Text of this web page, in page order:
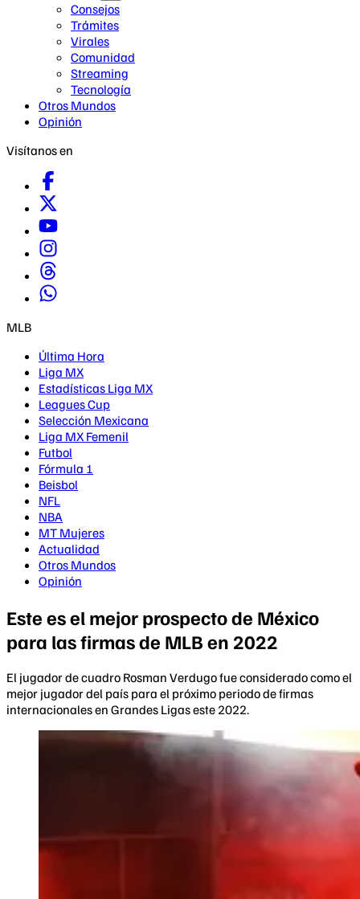
Consejos
Trámites
Virales
Comunidad
Streaming
Tecnología
Otros Mundos
Opinión
Visítanos en
MLB
Última Hora
Liga MX
Estadísticas Liga MX
Leagues Cup
Selección Mexicana
Liga MX Femenil
Futbol
Fórmula 1
Beisbol
NFL
NBA
MT Mujeres
Actualidad
Otros Mundos
Opinión
Este es el mejor prospecto de México
para las firmas de MLB en 2022
El jugador de cuadro Rosman Verdugo fue considerado como el
mejor jugador del país para el próximo periodo de firmas
internacionales en Grandes Ligas este 2022.